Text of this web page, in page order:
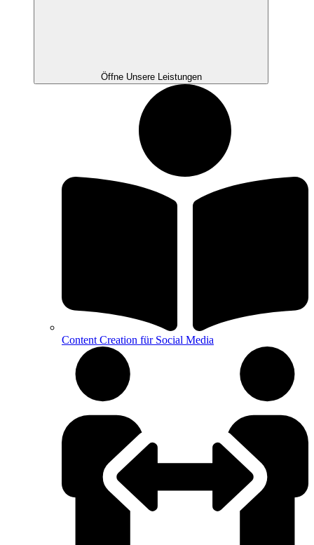
Öffne Unsere Leistungen
Content Creation für Social Media